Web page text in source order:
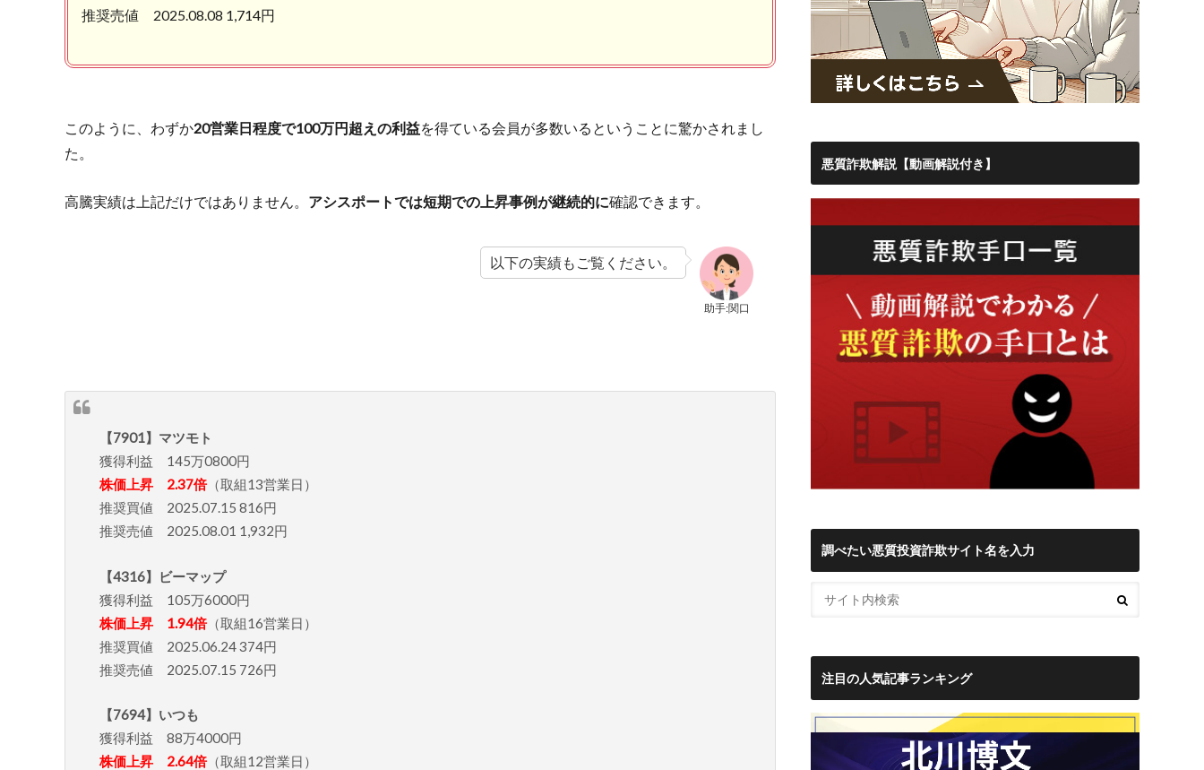
推奨売値 2025.08.08 1,714円
このように、わずか20営業日程度で100万円超えの利益を得ている会員が多数いるということに驚かされまし
た。
高騰実績は上記だけではありません。 アシスポートでは短期での上昇事例が継続的に確認できます。
助手:関口
以下の実績もご覧ください。
【7901】マツモト
獲得利益 145万0800円
株価上昇 2.37倍 （取組13営業日）
推奨買値 2025.07.15 816円
推奨売値 2025.08.01 1,932円
【4316】ビーマップ
獲得利益 105万6000円
株価上昇 1.94倍 （取組16営業日）
推奨買値 2025.06.24 374円
推奨売値 2025.07.15 726円
【7694】いつも
獲得利益 88万4000円
株価上昇 2.64倍 （取組12営業日）
悪質詐欺解説【動画解説付き】
調べたい悪質投資詐欺サイト名を入力
注目の人気記事ランキング